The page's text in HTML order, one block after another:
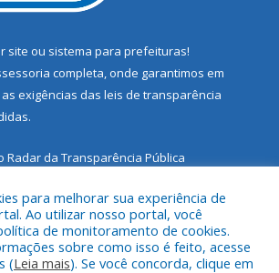
site ou sistema para prefeituras!
completa, onde garantimos em
exigências das leis de transparência
Radar da Transparência Pública
a Prefeitura Municipal de Santarém
para melhorar sua experiência de
Ao utilizar nosso portal, você
de monitoramento de cookies.
sobre como isso é feito, acesse
(Leia mais). Se você concorda, clique em